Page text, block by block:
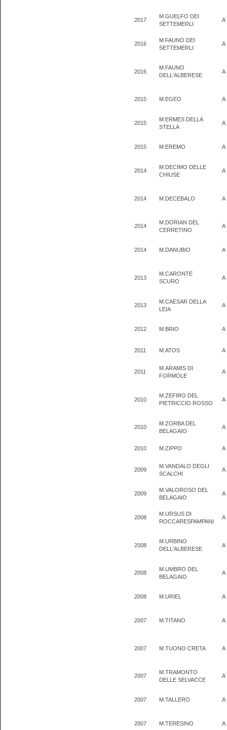
2017
M.GUELFO DEI
SETTEMERLI
A
2016
M.FAUNO DEI
SETTEMERLI
A
2016
M.FAUNO
DELL'ALBERESE
A
2015 M.EGEO A
2015
M.ERMES DELLA
STELLA
A
2015 M.EREMO A
2014
M.DECIMO DELLE
CHIUSE
A
2014 M.DECEBALO A
2014
M.DORIAN DEL
CERRETINO
A
2014 M.DANUBIO A
2013
M.CARONTE
SCURO
A
2013
M.CAESAR DELLA
LEIA
A
2012 M.BRIO A
2011 M.ATOS A
2011
M.ARAMIS DI
FORMOLE
A
2010
M.ZEFIRO DEL
PIETRICCIO ROSSO
A
2010
M.ZORBA DEL
BELAGAIO
A
2010 M.ZIPPO A
2009
M.VANDALO DEGLI
SCALCHI
A
2009
M.VALOROSO DEL
BELAGAIO
A
2008
M.URSUS DI
ROCCARESPAMPANI
A
2008
M.URBINO
DELL'ALBERESE
A
2008
M.UMBRO DEL
BELAGAIO
A
2008 M.URIEL A
2007 M.TITANO A
2007 M.TUONO CRETA A
2007
M.TRAMONTO
DELLE SELVACCE
A
2007 M.TALLERO A
2007 M.TERESINO A